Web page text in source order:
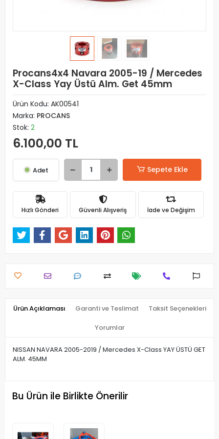
Procans4x4 Navara 2005-19 / Mercedes
X-Class Yay Üstü Alm. Get 45mm
Ürün Kodu: AK00541
Marka: PROCANS
Stok: 2
6.100,00 TL
Adet Sepete Ekle
Hızlı Gönderi Güvenli Alışveriş İade ve Değişim
Ürün Açıklaması Garanti ve Teslimat Taksit Seçenekleri
Yorumlar
NISSAN NAVARA 2005-2019 / Mercedes X-Class YAY ÜSTÜ GET
ALM. 45MM
Bu Ürün ile Birlikte Önerilir